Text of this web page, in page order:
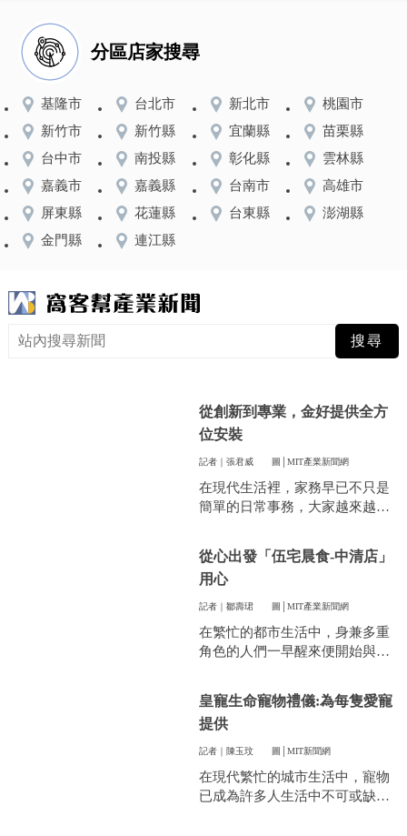
分區店家搜尋
基隆市 台北市 新北市
桃園市
新竹市
新竹縣 宜蘭縣
苗栗縣
台中市
南投縣 彰化縣
雲林縣
嘉義市
嘉義縣 台南市
高雄市
屏東縣
花蓮縣 台東縣
澎湖縣
金門縣
連江縣
從創新到專業，金好提供全方
位安裝
記者｜張君威 圖│MIT產業新聞網
在現代生活裡，家務早已不只是
簡單的日常事務，大家越來越重
件看似小事卻常常讓人煩惱。像
是衣服太多、空間不夠，或是遇
到突然變天，曬衣服真的讓不少
人感到頭疼。
從心出發「伍宅晨食-中清店」
用心
記者｜鄒壽珺 圖│MIT產業新聞網
在繁忙的都市生活中，身兼多重
角色的人們一早醒來便開始與時
皇寵生命寵物禮儀:為每隻愛寵
提供
記者｜陳玉玟 圖│MIT新聞網
在現代繁忙的城市生活中，寵物
已成為許多人生活中不可或缺的